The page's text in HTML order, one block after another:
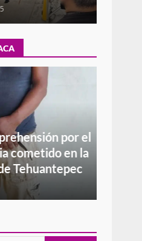
por el
cometido en la
Tehuantepec